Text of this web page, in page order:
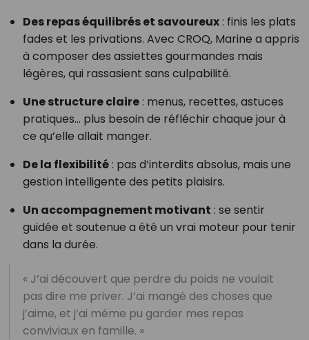
Des repas équilibrés et savoureux: finis les plats
fades et les privations. Avec CROQ, Marine a appris
à composer des assiettes gourmandes mais
légères, qui rassasient sans culpabilité.
Une structure claire: menus, recettes, astuces
pratiques… plus besoin de réfléchir chaque jour à
ce qu’elle allait manger.
De la flexibilité: pas d’interdits absolus, mais une
gestion intelligente des petits plaisirs.
Un accompagnement motivant : se sentir
guidée et soutenue a été un vrai moteur pour tenir
dans la durée.
« J’ai découvert que perdre du poids ne voulait
pas dire me priver. J’ai mangé des choses que
j’aime, et j’ai même pu garder mes repas
conviviaux en famille. »